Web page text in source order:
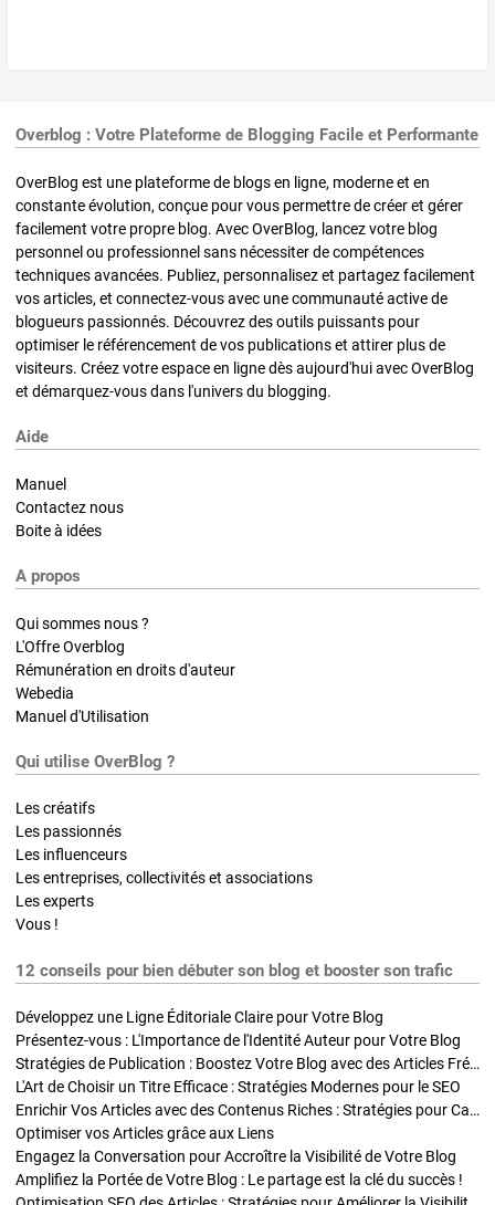
Overblog : Votre Plateforme de Blogging Facile et Performante
OverBlog est une plateforme de blogs en ligne, moderne et en
constante évolution, conçue pour vous permettre de créer et gérer
facilement votre propre blog. Avec OverBlog, lancez votre blog
personnel ou professionnel sans nécessiter de compétences
techniques avancées. Publiez, personnalisez et partagez facilement
vos articles, et connectez-vous avec une communauté active de
blogueurs passionnés. Découvrez des outils puissants pour
optimiser le référencement de vos publications et attirer plus de
visiteurs. Créez votre espace en ligne dès aujourd'hui avec OverBlog
et démarquez-vous dans l'univers du blogging.
Aide
Manuel
Contactez nous
Boite à idées
A propos
Qui sommes nous ?
L'Offre Overblog
Rémunération en droits d'auteur
Webedia
Manuel d'Utilisation
Qui utilise OverBlog ?
Les créatifs
Les passionnés
Les influenceurs
Les entreprises, collectivités et associations
Les experts
Vous !
12 conseils pour bien débuter son blog et booster son trafic
Développez une Ligne Éditoriale Claire pour Votre Blog
Présentez-vous : L'Importance de l'Identité Auteur pour Votre Blog
Stratégies de Publication : Boostez Votre Blog avec des Articles Fréquents et Exclusifs
L'Art de Choisir un Titre Efficace : Stratégies Modernes pour le SEO
Enrichir Vos Articles avec des Contenus Riches : Stratégies pour Captiver et Optimiser
Optimiser vos Articles grâce aux Liens
Engagez la Conversation pour Accroître la Visibilité de Votre Blog
Amplifiez la Portée de Votre Blog : Le partage est la clé du succès !